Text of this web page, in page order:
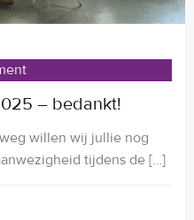
– bedankt!
willen wij jullie nog
tijdens de […]